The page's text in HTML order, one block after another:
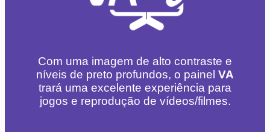
Com uma imagem de alto contraste e
níveis de preto profundos, o painel VA
trará uma excelente experiência para
jogos e reprodução de vídeos/filmes.